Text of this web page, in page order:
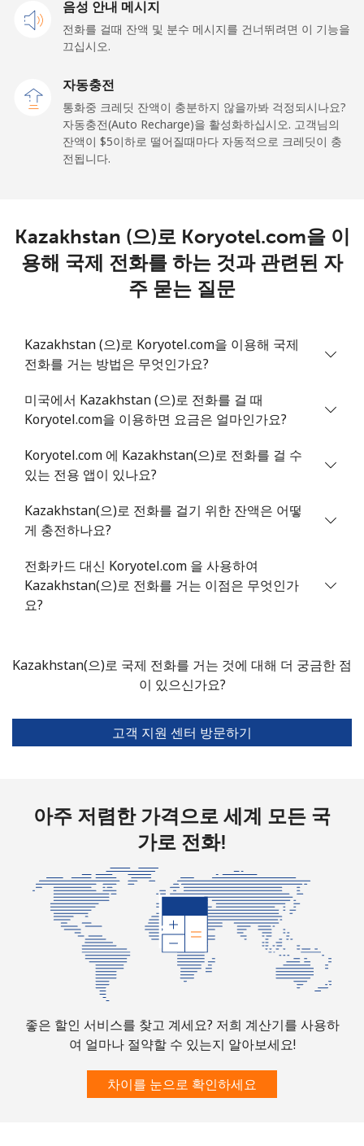
유선 전화 ⁦6.9¢⁩
Kyrgyzstan
유선 전화 ⁦31.9¢⁩ 15 분/ ⁦$5⁩ -
음성 안내 메시지
전화를 걸때 잔액 및 분수 메시지를 건너뛰려면 이 기능을
끄십시오.
자동충전
통화중 크레딧 잔액이 충분하지 않을까봐 걱정되시나요?
자동충전(Auto Recharge)을 활성화하십시오. 고객님의
잔액이 ⁦$5⁩이하로 떨어질때마다 자동적으로 크레딧이 충
전됩니다.
Kazakhstan (으)로 Koryotel.com을 이
용해 국제 전화를 하는 것과 관련된 자
주 묻는 질문
Kazakhstan (으)로 Koryotel.com을 이용해 국제
전화를 거는 방법은 무엇인가요?
미국에서 Kazakhstan (으)로 전화를 걸 때
Koryotel.com을 이용하면 요금은 얼마인가요?
Koryotel.com 에 Kazakhstan(으)로 전화를 걸 수
있는 전용 앱이 있나요?
Kazakhstan(으)로 전화를 걸기 위한 잔액은 어떻
게 충전하나요?
전화카드 대신 Koryotel.com 을 사용하여
Kazakhstan(으)로 전화를 거는 이점은 무엇인가
요?
Kazakhstan(으)로 국제 전화를 거는 것에 대해 더 궁금한 점
이 있으신가요?
고객 지원 센터 방문하기
아주 저렴한 가격으로 세계 모든 국
가로 전화!
좋은 할인 서비스를 찾고 계세요? 저희 계산기를 사용하
여 얼마나 절약할 수 있는지 알아보세요!
차이를 눈으로 확인하세요